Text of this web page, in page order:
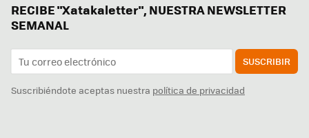
RECIBE "Xatakaletter", NUESTRA NEWSLETTER
SEMANAL
SUSCRIBIR
Suscribiéndote aceptas nuestra política de privacidad